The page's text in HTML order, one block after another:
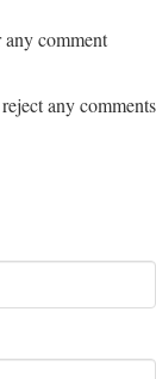
comment
any comments